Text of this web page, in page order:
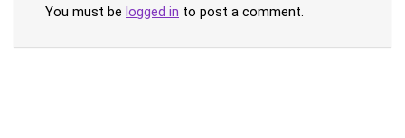
You must be logged in to post a comment.